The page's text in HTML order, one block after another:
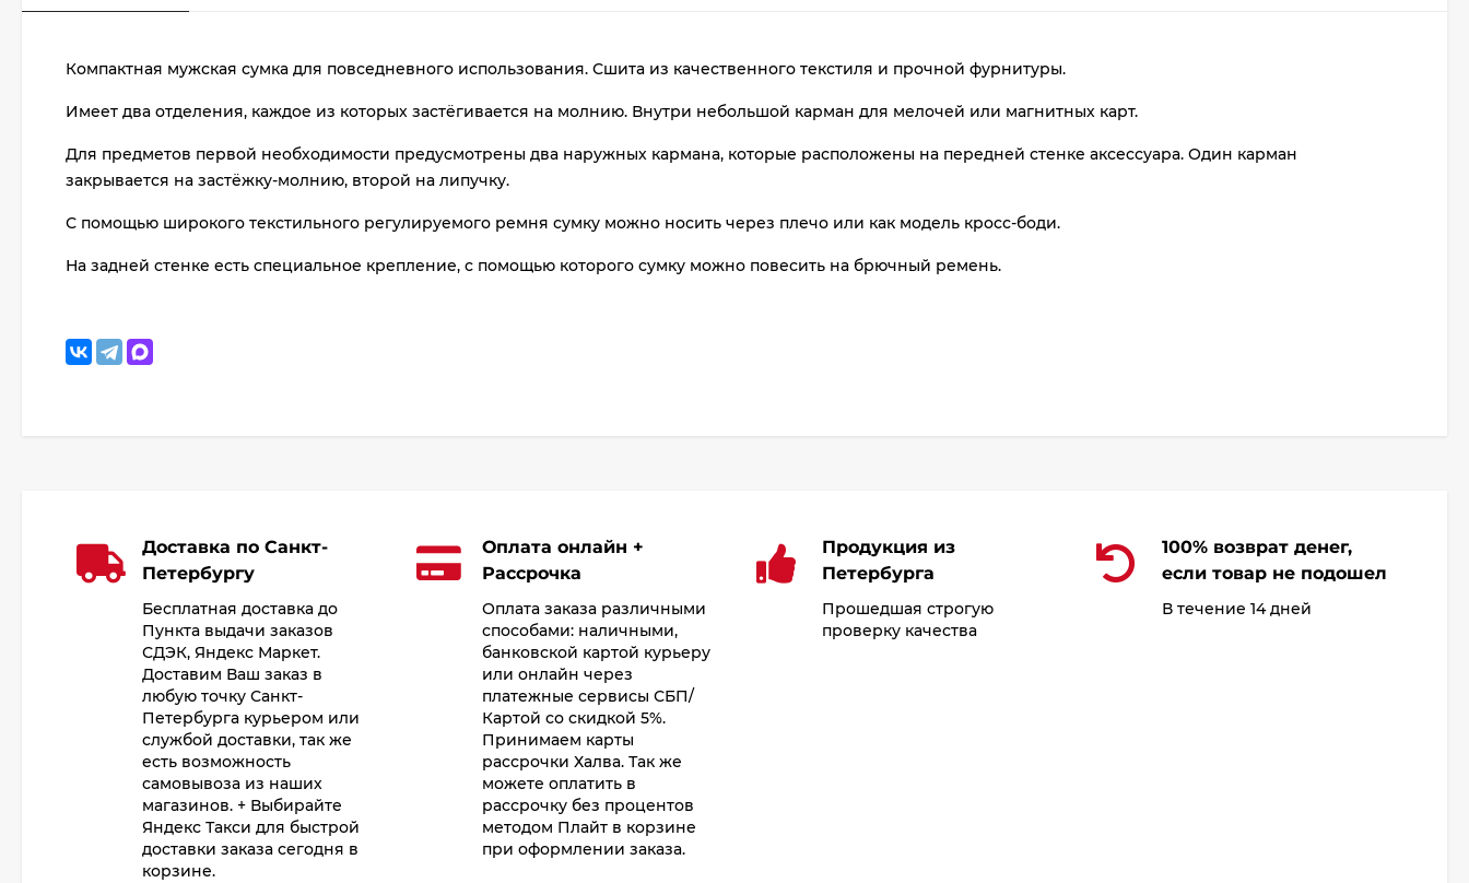
Компактная мужская сумка для повседневного использования. Сшита из качественного текстиля и прочной фурнитуры.
Имеет два отделения, каждое из которых застёгивается на молнию. Внутри небольшой карман для мелочей или магнитных карт.
Для предметов первой необходимости предусмотрены два наружных кармана, которые расположены на передней стенке аксессуара. Один карман
закрывается на застёжку-молнию, второй на липучку.
С помощью широкого текстильного регулируемого ремня сумку можно носить через плечо или как модель кросс-боди.
На задней стенке есть специальное крепление, с помощью которого сумку можно повесить на брючный ремень.
раз
Доставка по Санкт-
Петербургу
Бесплатная доставка до
Пункта выдачи заказов
СДЭК, Яндекс Маркет.
Доставим Ваш заказ в
любую точку Санкт-
Петербурга курьером или
службой доставки, так же
есть возможность
самовывоза из наших
магазинов. + Выбирайте
Яндекс Такси для быстрой
доставки заказа сегодня в
корзине.
Оплата онлайн +
Рассрочка
Оплата заказа различными
способами: наличными,
банковской картой курьеру
или онлайн через
платежные сервисы СБП/
Картой со скидкой 5%.
Принимаем карты
рассрочки Халва. Так же
можете оплатить в
рассрочку без процентов
методом Плайт в корзине
при оформлении заказа.
Продукция из
Петербурга
Прошедшая строгую
проверку качества
100% возврат денег,
если товар не подошел
В течение 14 дней